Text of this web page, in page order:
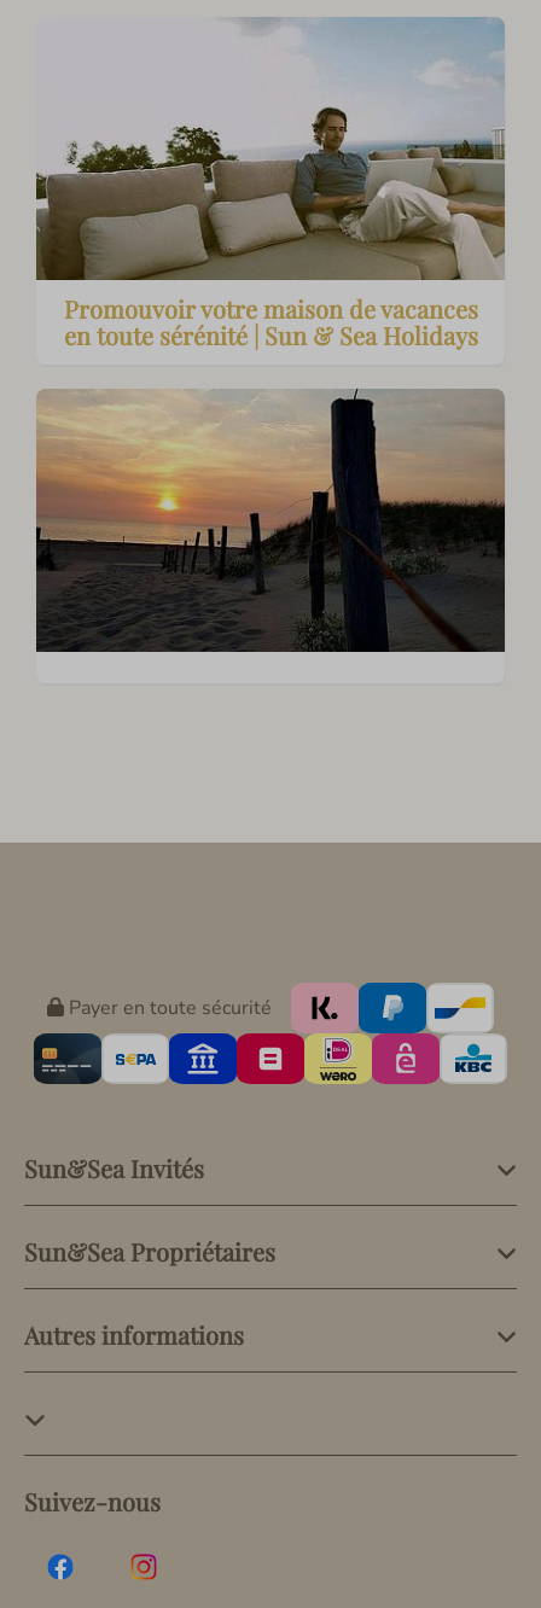
Promouvoir votre maison de vacances
en toute sérénité | Sun & Sea Holidays
Payer en toute sécurité
Sun&Sea Invités
Sun&Sea Propriétaires
Autres informations
Suivez-nous